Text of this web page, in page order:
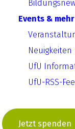
Events & mehr
Neuigkeiten
UfU
UfU-RSS-
Jetzt spenden
Standort Berlin
+49
Standort Halle
+49